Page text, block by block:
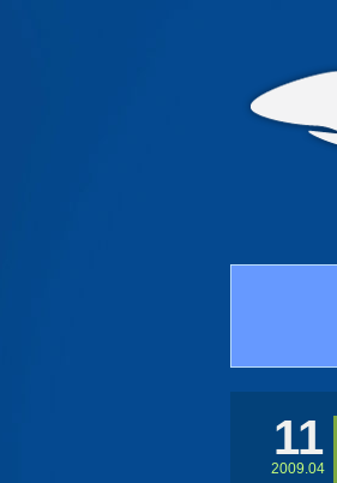
11
2009.04